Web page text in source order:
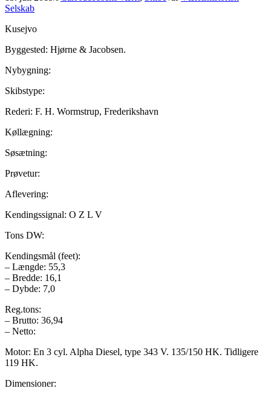
Selskab
Kusejvo
Byggested: Hjørne & Jacobsen.
Nybygning:
Skibstype:
Rederi: F. H. Wormstrup, Frederikshavn
Køllægning:
Søsætning:
Prøvetur:
Aflevering:
Kendingssignal: O Z L V
Tons DW:
Kendingsmål (feet):
– Længde: 55,3
– Bredde: 16,1
– Dybde: 7,0
Reg.tons:
– Brutto: 36,94
– Netto:
Motor: En 3 cyl. Alpha Diesel, type 343 V. 135/150 HK. Tidligere
119 HK.
Dimensioner: